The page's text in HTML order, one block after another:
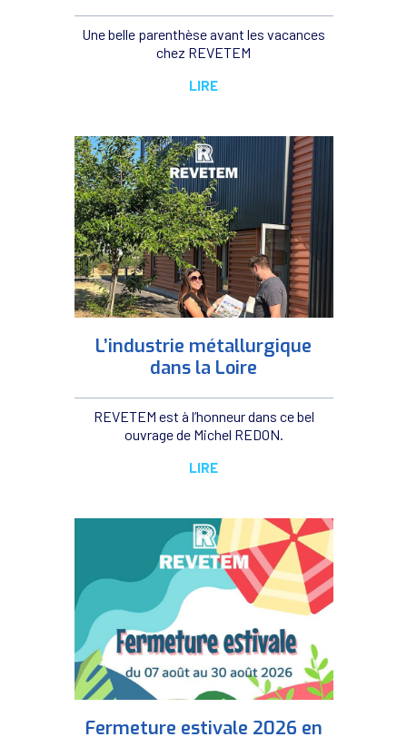
Une belle parenthèse avant les vacances
chez REVETEM
LIRE
L’industrie métallurgique
dans la Loire
REVETEM est à l’honneur dans ce bel
ouvrage de Michel REDON.
LIRE
Fermeture estivale 2026 en